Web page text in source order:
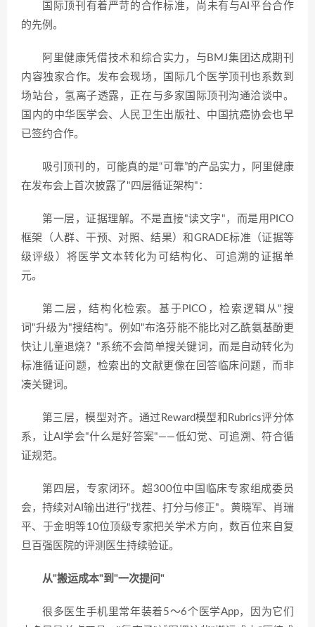
国际顶刊有着严苛的合作标准，尚未有与AI平台合作
的先例。
阿里健康凭借技术和综合实力，与BMJ集团达成期刊
内容独家合作。发布会现场，国际几个医学顶刊也系数到
场站台，氢离子透露，正在与多家国际顶刊沟通洽谈中。
国内的中华医学会、人民卫生出版社、中国抗癌协会也早
已签约合作。
吸引顶刊的，可能真的是“可靠”的产品实力，阿里健康
在发布会上首次披露了"四层循证架构"：
第一层，证据理解。不是直接"读文字"，而是用PICO
框架（人群、干预、对照、结果）和GRADE标准（证据等
级评级）将医学文本转化为可结构化、可追溯的证据单
元。
第二层，结构化检索。基于PICO，检索逻辑从"搜
词"升级为"搜结构"。例如"布洛芬能不能比对乙酰氨基酚更
快让儿童退烧？"系统不会简单搜关键词，而是自动转化为
标准循证问题，检索出的文献更像在回答临床问题，而非
凑关键词。
第三层，模型对齐。通过Reward模型和Rubrics评分体
系，让AI学会"什么是好答案"——低幻觉、可追溯、符合循
证规范。
第四层，专家闭环。超300位中国临床专家组成委员
会，持续对AI输出进行"找茬、打分与修正"。黄晓军、肖瑞
平、于金明等10位顶级专家把关学术方向，数百位来自复
旦百强医院的评测医生持续验证。
从"搬运成本"到"一次提问"
很多医生手机里常年装着5～6个医学App，因为它们